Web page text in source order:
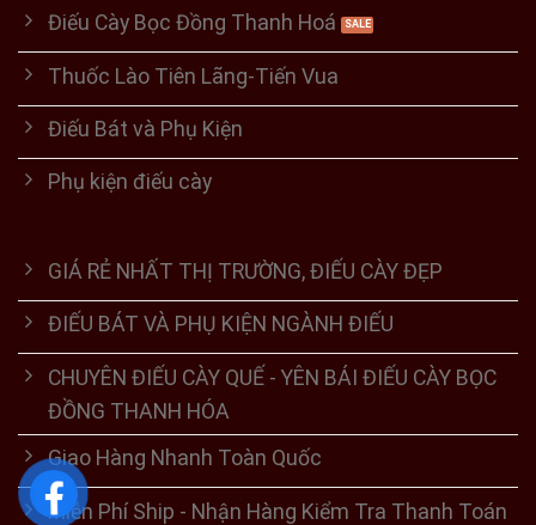
Điếu Cày Bọc Đồng Thanh Hoá
Thuốc Lào Tiên Lãng-Tiến Vua
Điếu Bát và Phụ Kiện
Phụ kiện điếu cày
GIÁ RẺ NHẤT THỊ TRƯỜNG, ĐIẾU CÀY ĐẸP
ĐIẾU BÁT VÀ PHỤ KIỆN NGÀNH ĐIẾU
CHUYÊN ĐIẾU CÀY QUẾ - YÊN BÁI ĐIẾU CÀY BỌC
ĐỒNG THANH HÓA
Giao Hàng Nhanh Toàn Quốc
Miễn Phí Ship - Nhận Hàng Kiểm Tra Thanh Toán